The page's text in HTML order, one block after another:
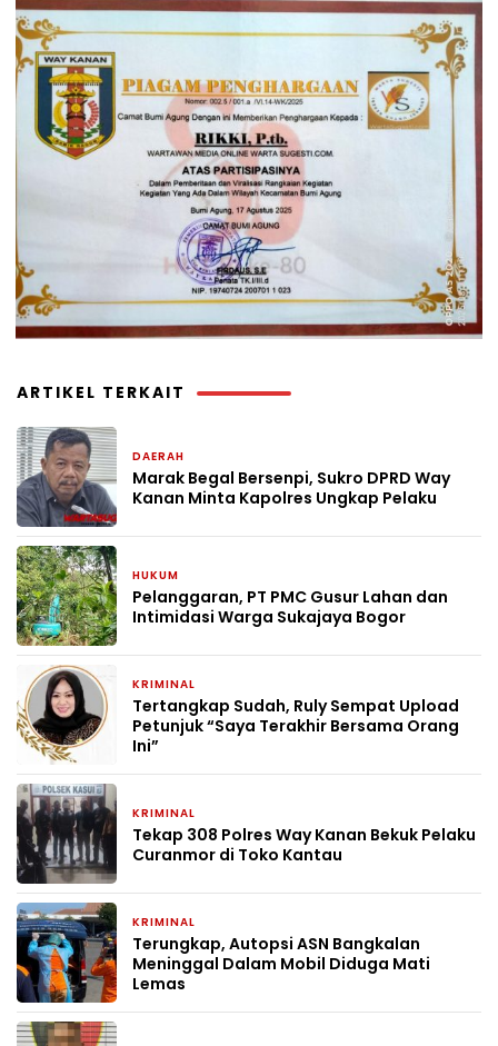
ARTIKEL TERKAIT
DAERAH
Marak Begal Bersenpi, Sukro DPRD Way
Kanan Minta Kapolres Ungkap Pelaku
HUKUM
Pelanggaran, PT PMC Gusur Lahan dan
Intimidasi Warga Sukajaya Bogor
KRIMINAL
Tertangkap Sudah, Ruly Sempat Upload
Petunjuk “Saya Terakhir Bersama Orang
Ini”
KRIMINAL
Tekap 308 Polres Way Kanan Bekuk Pelaku
Curanmor di Toko Kantau
KRIMINAL
Terungkap, Autopsi ASN Bangkalan
Meninggal Dalam Mobil Diduga Mati
Lemas